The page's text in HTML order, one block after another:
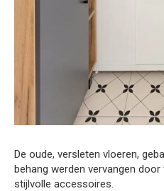
De oude, versleten vloeren,
behang werden vervangen
stijlvolle accessoires.